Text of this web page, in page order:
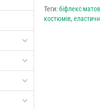
Теги:біфлекс
костюмів,